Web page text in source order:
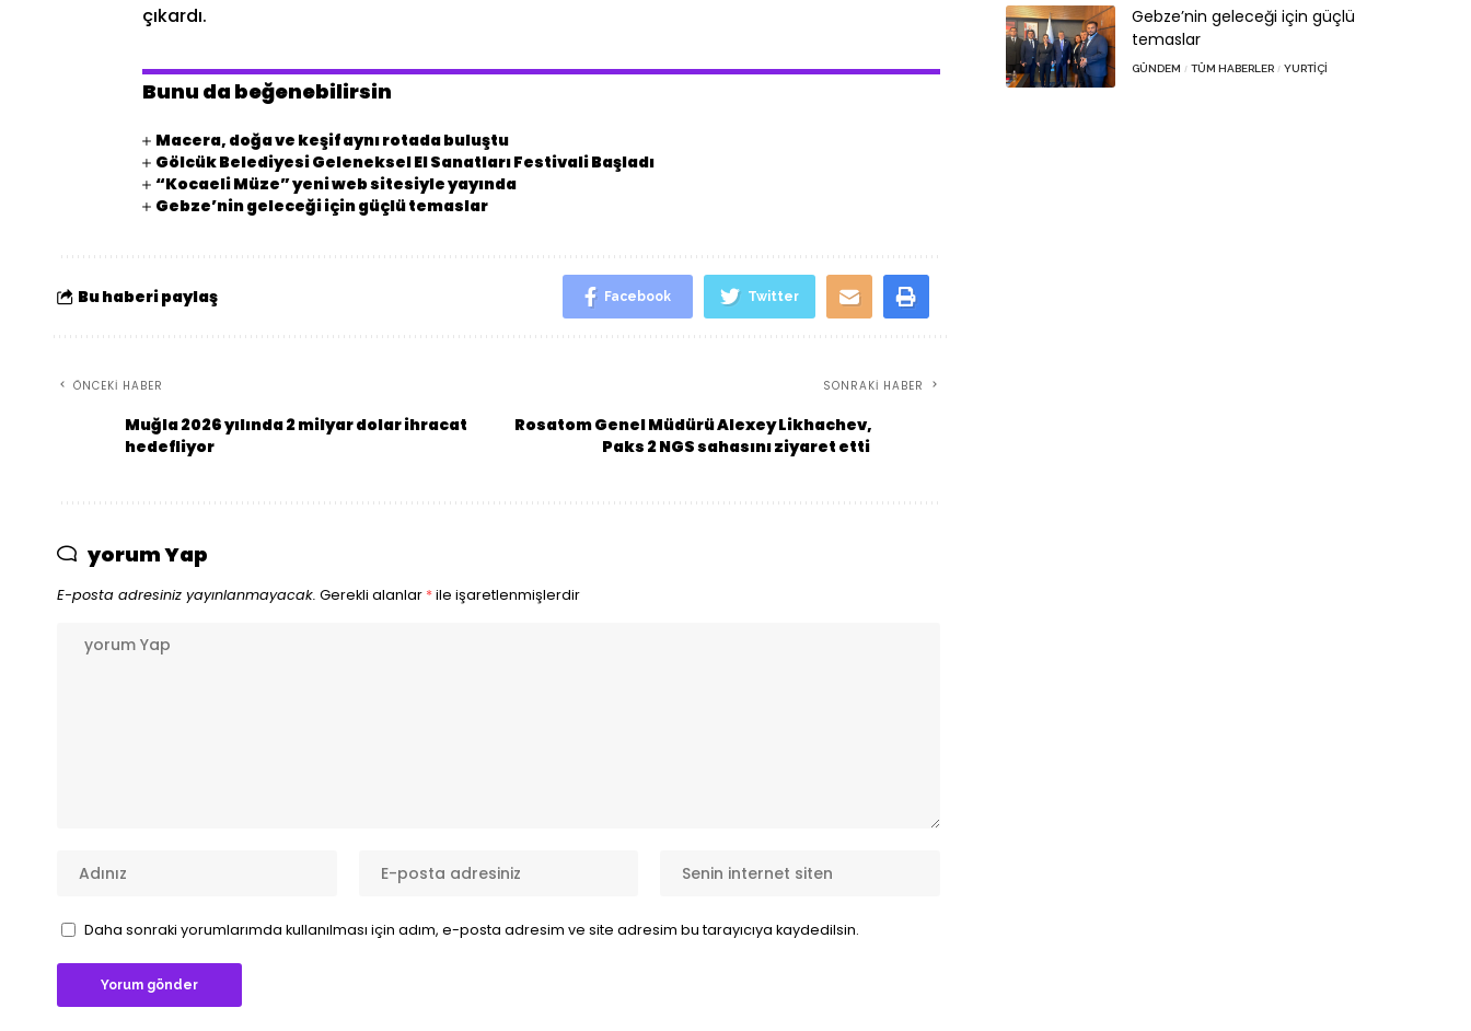
çıkardı.
Bunu da beğenebilirsin
Macera, doğa ve keşif aynı rotada buluştu
Gölcük Belediyesi Geleneksel El Sanatları Festivali Başladı
“Kocaeli Müze” yeni web sitesiyle yayında
Gebze’nin geleceği için güçlü temaslar
Bu haberi paylaş Facebook Twitter
ÖNCEKI HABER
Muğla 2026 yılında 2 milyar dolar ihracat
hedefliyor
SONRAKI HABER
Rosatom Genel Müdürü Alexey Likhachev,
Paks 2 NGS sahasını ziyaret etti
yorum Yap
E-posta adresiniz yayınlanmayacak. Gerekli alanlar *ile işaretlenmişlerdir
Daha sonraki yorumlarımda kullanılması için adım, e-posta adresim ve site adresim bu tarayıcıya kaydedilsin.
Gebze’nin geleceği için güçlü
temaslar
GÜNDEM TÜM HABERLER YURTIÇI